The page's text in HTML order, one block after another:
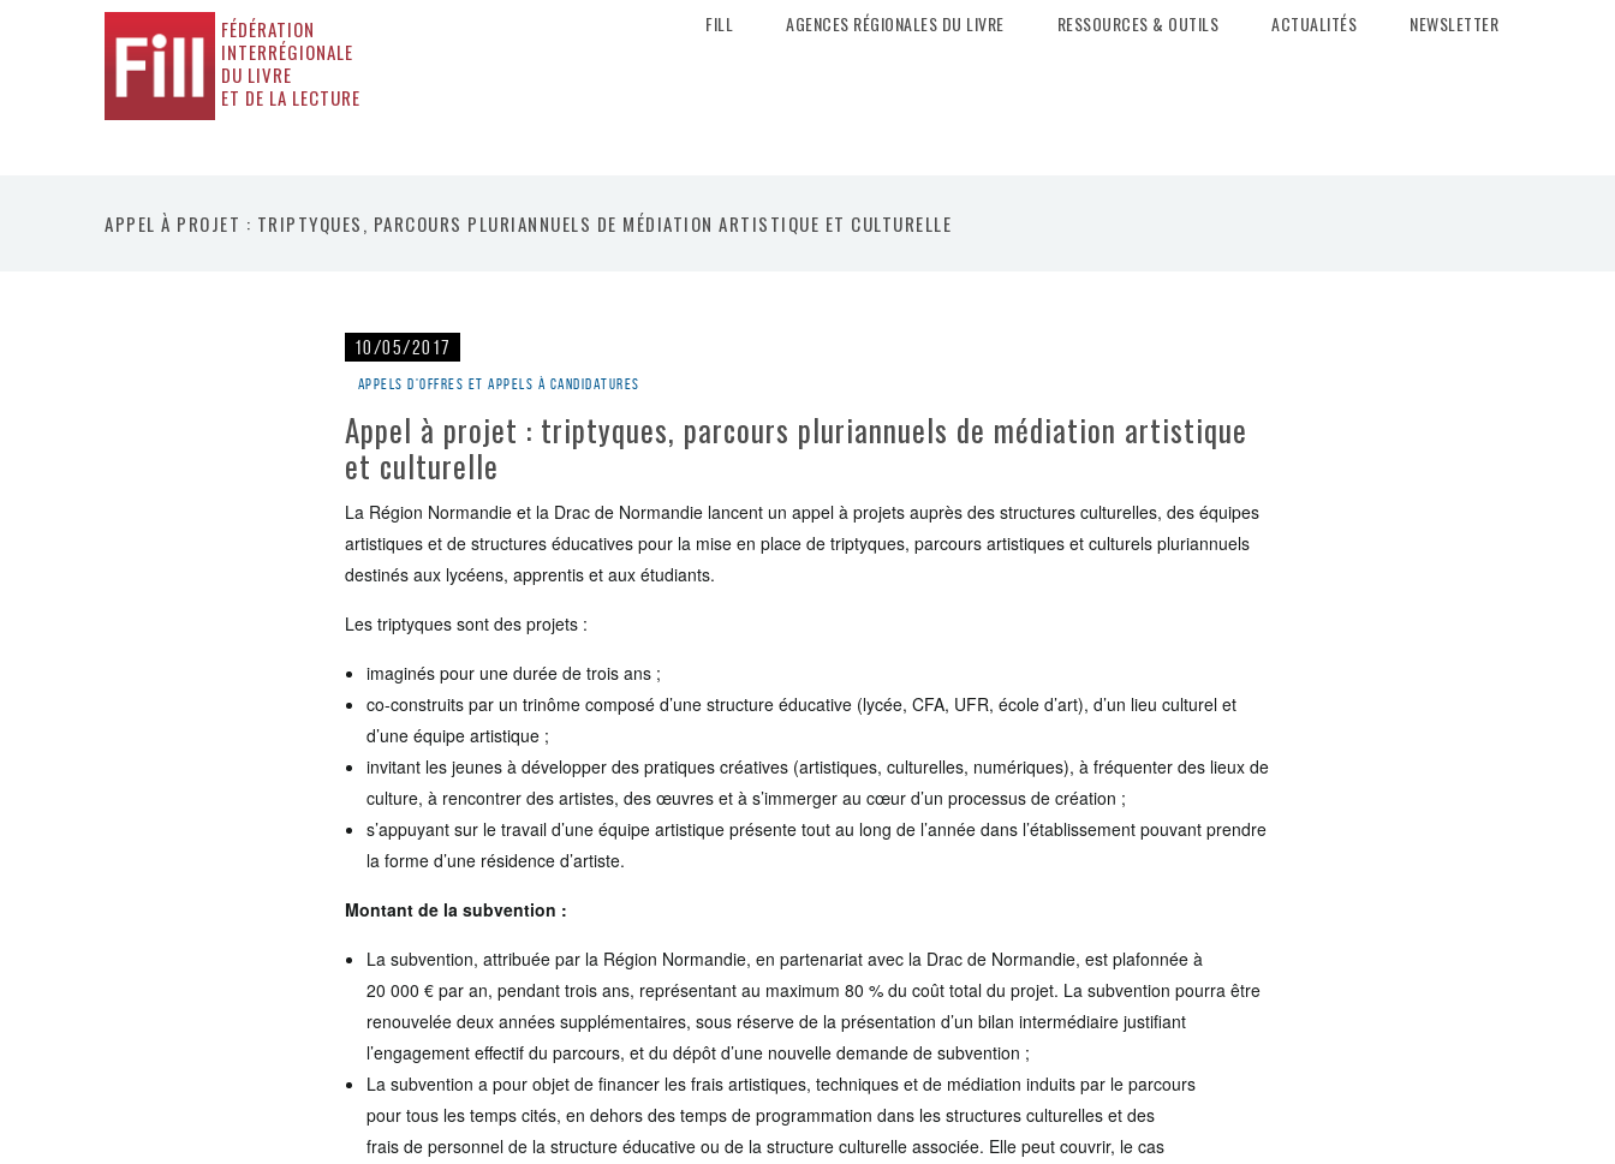
FÉDÉRATION
INTERRÉGIONALE
DU LIVRE
ET DE LA LECTURE
FILL AGENCES RÉGIONALES DU LIVRE RESSOURCES & OUTILS ACTUALITÉS NEWSLETTER
APPEL À PROJET : TRIPTYQUES, PARCOURS PLURIANNUELS DE MÉDIATION ARTISTIQUE ET CULTURELLE
10/05/2017
Appels d'offres et appels à candidatures
Appel à projet : triptyques, parcours pluriannuels de médiation artistique
et culturelle
La Région Normandie et la Drac de Normandie lancent un appel à projets auprès des structures culturelles, des équipes
artistiques et de structures éducatives pour la mise en place de triptyques, parcours artistiques et culturels pluriannuels
destinés aux lycéens, apprentis et aux étudiants.
Les triptyques sont des projets :
imaginés pour une durée de trois ans ;
co-construits par un trinôme composé d’une structure éducative (lycée, CFA, UFR, école d’art), d’un lieu culturel et
d’une équipe artistique ;
invitant les jeunes à développer des pratiques créatives (artistiques, culturelles, numériques), à fréquenter des lieux de
culture, à rencontrer des artistes, des œuvres et à s’immerger au cœur d’un processus de création ;
s’appuyant sur le travail d’une équipe artistique présente tout au long de l’année dans l’établissement pouvant prendre
la forme d’une résidence d’artiste.
Montant de la subvention :
La subvention, attribuée par la Région Normandie, en partenariat avec la Drac de Normandie, est plafonnée à
20 000 € par an, pendant trois ans, représentant au maximum 80 % du coût total du projet. La subvention pourra être
renouvelée deux années supplémentaires, sous réserve de la présentation d’un bilan intermédiaire justifiant
l’engagement effectif du parcours, et du dépôt d’une nouvelle demande de subvention ;
La subvention a pour objet de financer les frais artistiques, techniques et de médiation induits par le parcours
pour tous les temps cités, en dehors des temps de programmation dans les structures culturelles et des
frais de personnel de la structure éducative ou de la structure culturelle associée. Elle peut couvrir, le cas